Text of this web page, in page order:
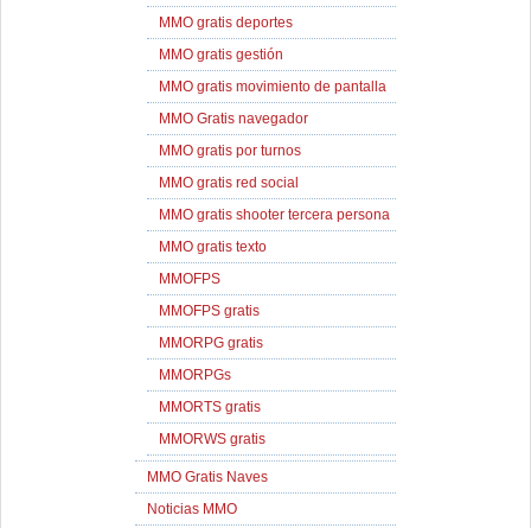
MMO gratis deportes
MMO gratis gestión
MMO gratis movimiento de pantalla
MMO Gratis navegador
MMO gratis por turnos
MMO gratis red social
MMO gratis shooter tercera persona
MMO gratis texto
MMOFPS
MMOFPS gratis
MMORPG gratis
MMORPGs
MMORTS gratis
MMORWS gratis
MMO Gratis Naves
Noticias MMO